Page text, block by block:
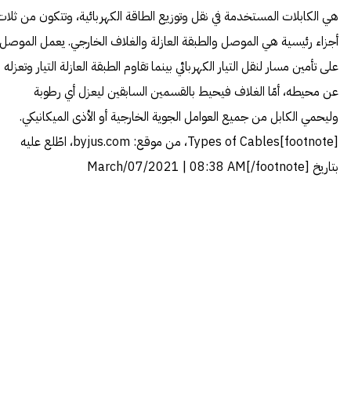
هي الكابلات المستخدمة في نقل وتوزيع الطاقة الكهربائية، وتتكون من
أجزاء رئيسية هي الموصل والطبقة العازلة والغلاف الخارجي. يعمل الموصل
على تأمين مسار لنقل التيار الكهربائي بينما تقاوم الطبقة العازلة التيار وتعزله
عن محيطه، أمّا الغلاف فيحيط بالقسمين السابقين ليعزل أي رطوبة
وليحمي الكابل من جميع العوامل الجوية الخارجية أو الأذى الميكانيكي.
[footnote]
Types of Cables
، من موقع: byjus.com، اطّلع عليه
بتاريخ March/07/2021 | 08:38 AM[/footnote]